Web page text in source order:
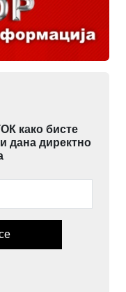
како бисте
дана директно